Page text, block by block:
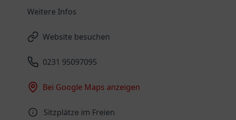
Weitere Infos
Website besuchen
0231 95097095
Bei Google Maps anzeigen
Sitzplätze im Freien